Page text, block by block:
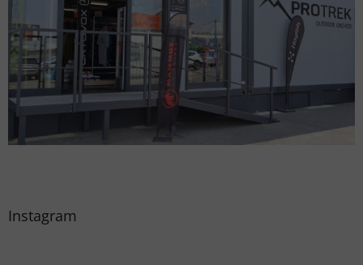
Instagram